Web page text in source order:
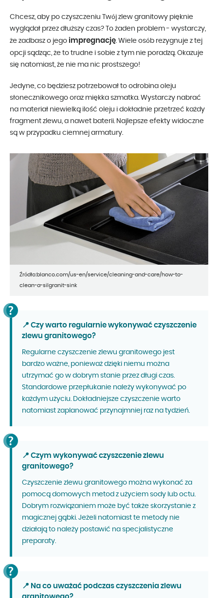
Chcesz, aby po czyszczeniu Twój zlew granitowy pięknie
wyglądał przez dłuższy czas? To żaden problem - wystarczy,
że zadbasz o jego impregnację. Wiele osób rezygnuje z tej
opcji sądząc, że to trudne i sobie z tym nie poradzą. Okazuje
się natomiast, że nie ma nic prostszego!
Jedyne, co będziesz potrzebował to odrobina oleju
słonecznikowego oraz miękka szmatka. Wystarczy nabrać
na materiał niewielką ilość oleju i dokładnie przetrzeć każdy
fragment zlewu, a nawet baterii. Najlepsze efekty widoczne
są w przypadku ciemnej armatury.
Źródło:blanco.com/us-en/service/cleaning-and-care/how-to-
clean-a-silgranit-sink
📍 Czy warto regularnie wykonywać czyszczenie
zlewu granitowego?
Regularne czyszczenie zlewu granitowego jest
bardzo ważne, ponieważ dzięki niemu można
utrzymać go w dobrym stanie przez długi czas.
Standardowe przepłukanie należy wykonywać po
każdym użyciu. Dokładniejsze czyszczenie warto
natomiast zaplanować przynajmniej raz na tydzień.
📍 Czym wykonywać czyszczenie zlewu
granitowego?
Czyszczenie zlewu granitowego można wykonać za
pomocą domowych metod z użyciem sody lub octu.
Dobrym rozwiązaniem może być także skorzystanie z
magicznej gąbki. Jeżeli natomiast te metody nie
działają to należy postawić na specjalistyczne
preparaty.
📍 Na co uważać podczas czyszczenia zlewu